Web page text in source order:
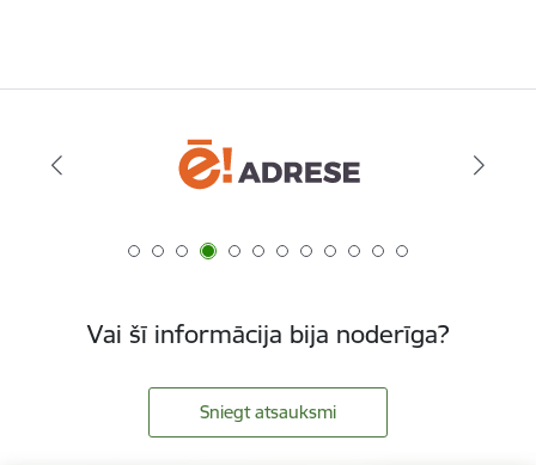
Vai šī informācija bija noderīga?
Sniegt atsauksmi